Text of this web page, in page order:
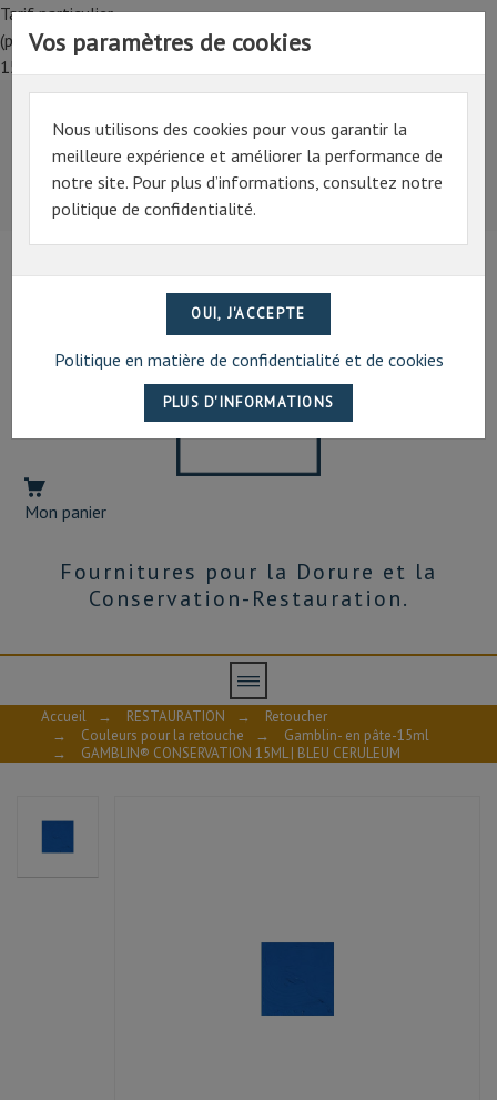
Tarif particulier,
(professionnel, connectez-vous pour bénéficier de la remise de
15%)
Tarif particulier,
(professionnel, connectez-vous pour bénéficier de la
remise de 15%)
07 69 94 13 47
Mon panier
Fournitures pour la Dorure et la
Conservation-Restauration.
Vos paramètres de cookies
Nous utilisons des cookies pour vous garantir la
meilleure expérience et améliorer la performance de
notre site. Pour plus d’informations, consultez notre
politique de confidentialité.
Politique en matière de confidentialité et de cookies
Accueil → RESTAURATION →
Retoucher
→
Couleurs pour la retouche →
Gamblin- en pâte-15ml
→
GAMBLIN® CONSERVATION 15ML | BLEU CERULEUM